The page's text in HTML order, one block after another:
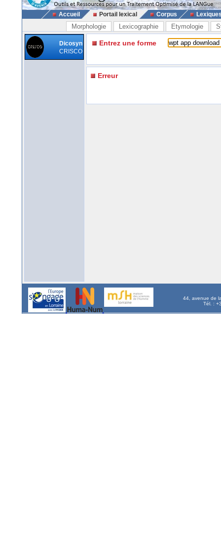
Accueil Portail lexical Corpus
Morphologie Lexicographie Etymologie
Dicosyn
CRISCO
Entrez une forme
Erreur
44, avenue de
Tél. :